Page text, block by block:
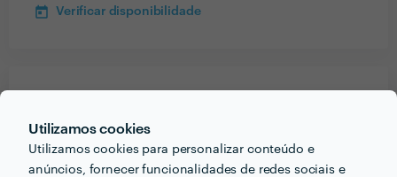
Utilizamos cookies
Utilizamos cookies para personalizar conteúdo e
anúncios, fornecer funcionalidades de redes sociais e
Verificar disponibilidade
Instituto Olga Belo